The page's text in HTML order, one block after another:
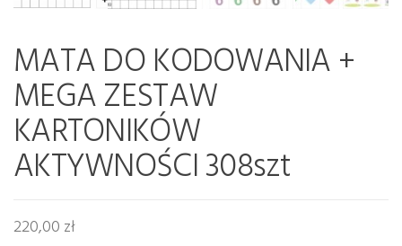
MATA DO KODOWANIA +
MEGA ZESTAW
KARTONIKÓW
AKTYWNOŚCI 308szt
220,00 zł